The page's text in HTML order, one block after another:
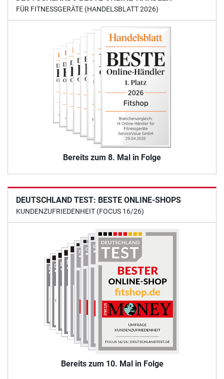
FÜR FITNESSGERÄTE (HANDELSBLATT 2026)
Bereits zum 8. Mal in Folge
DEUTSCHLAND TEST: BESTE ONLINE-SHOPS
KUNDENZUFRIEDENHEIT (FOCUS 16/26)
Bereits zum 10. Mal in Folge